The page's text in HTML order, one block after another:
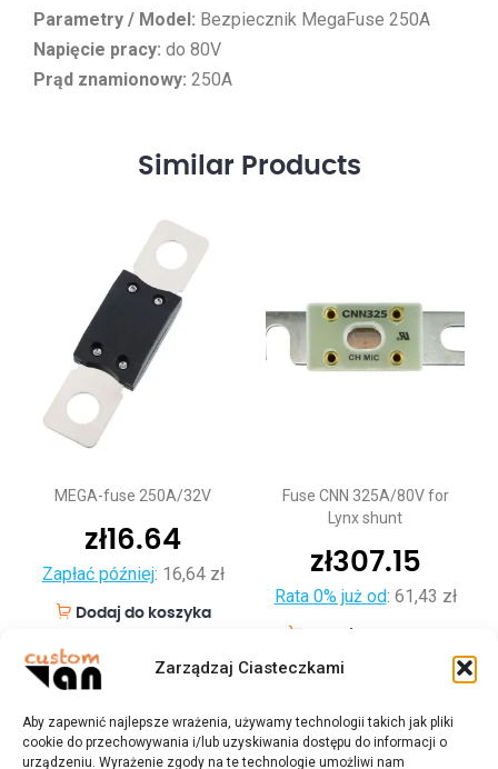
Zarządzaj Ciasteczkami
Aby zapewnić najlepsze wrażenia, używamy technologii takich jak pliki
cookie do przechowywania i/lub uzyskiwania dostępu do informacji o
urządzeniu. Wyrażenie zgody na te technologie umożliwi nam
Parametry / Model: Bezpiecznik MegaFuse 250A
Napięcie pracy: do 80V
Prąd znamionowy: 250A
Similar Products
MEGA-fuse 250A/32V
zł16.64
Zapłać później: 16,64 zł
Dodaj do koszyka
Fuse CNN 325A/80V for
Lynx shunt
zł307.15
Rata 0% już od: 61,43 zł